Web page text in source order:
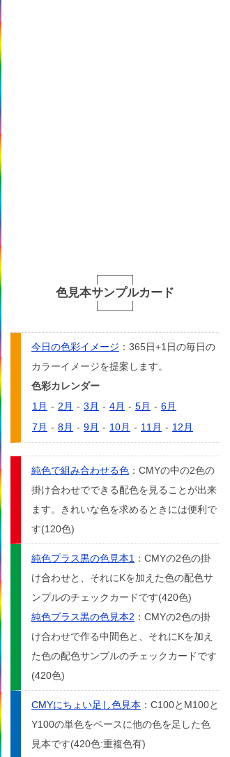
色見本サンプルカード
今日の色彩イメージ ：365日+1日の毎日の
カラーイメージを提案します。
色彩カレンダー
1月 - 2月 - 3月 - 4月 - 5月 - 6月
7月 - 8月 - 9月 - 10月 - 11月 - 12月
純色で組み合わせる色 ：CMYの中の2色の
掛け合わせでできる配色を見ることが出来
ます。きれいな色を求めるときには便利で
す(120色)
純色プラス黒の色見本1 ：CMYの2色の掛
け合わせと、それにKを加えた色の配色サ
ンプルのチェックカードです(420色)
純色プラス黒の色見本2 ：CMYの2色の掛
け合わせで作る中間色と、それにKを加え
た色の配色サンプルのチェックカードです
(420色)
CMYにちょい足し色見本 ：C100とM100と
Y100の単色をベースに他の色を足した色
見本です(420色:重複色有)